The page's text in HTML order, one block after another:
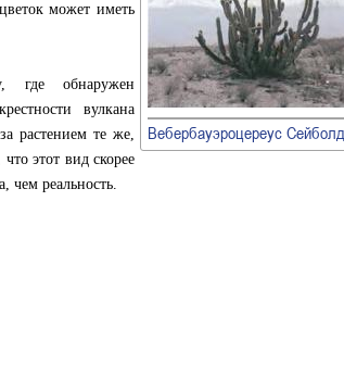
Вебербауэроцереус
может иметь
где обнаружен
вулкана
растением те же,
этот вид скорее
чем реальность.